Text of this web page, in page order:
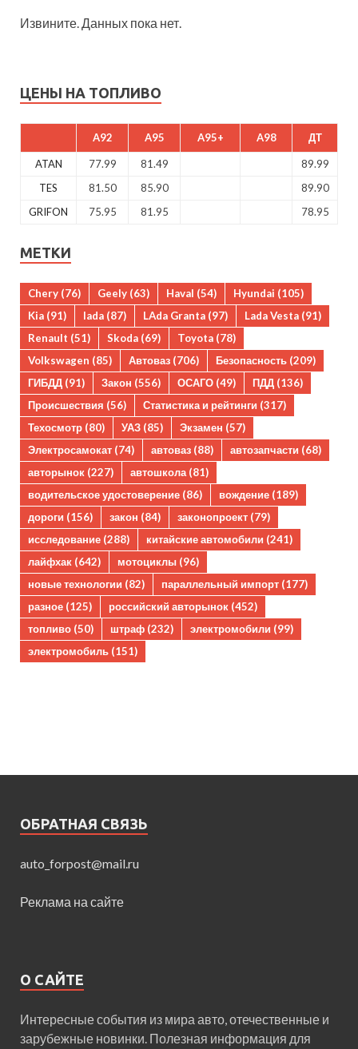
Извините. Данных пока нет.
ЦЕНЫ НА ТОПЛИВО
A92 A95 A95+ A98 ДТ
ATAN 77.99 81.49
89.99
TES
81.50 85.90
89.90
GRIFON
75.95 81.95 78.95
МЕТКИ
Chery (76) Geely (63) Haval (54) Hyundai (105)
Kia (91) lada (87) LAda Granta (97) Lada Vesta (91)
Renault (51) Skoda (69) Toyota (78)
Volkswagen (85) Автоваз (706) Безопасность (209)
ГИБДД (91) Закон (556) ОСАГО (49) ПДД (136)
Происшествия (56) Статистика и рейтинги (317)
Техосмотр (80) УАЗ (85) Экзамен (57)
Электросамокат (74) автоваз (88) автозапчасти (68)
авторынок (227) автошкола(81)
водительское удостоверение (86) вождение (189)
дороги (156) закон (84) законопроект (79)
исследование (288) китайские автомобили (241)
лайфхак (642) мотоциклы (96)
новые технологии (82) параллельный импорт (177)
разное (125) российский авторынок (452)
топливо (50) штраф (232) электромобили (99)
электромобиль (151)
ОБРАТНАЯ СВЯЗЬ
auto_forpost@mail.ru
Реклама на сайте
О САЙТЕ
Интересные события из мира авто, отечественные и
зарубежные новинки. Полезная информация для